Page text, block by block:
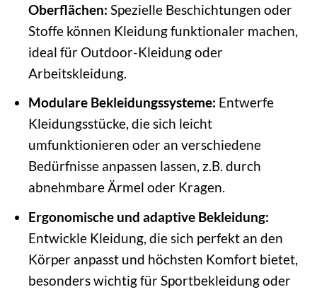
Oberflächen: Spezielle Beschichtungen oder
Stoffe können Kleidung funktionaler machen,
ideal für Outdoor-Kleidung oder
Arbeitskleidung.
Modulare Bekleidungssysteme: Entwerfe
Kleidungsstücke, die sich leicht
umfunktionieren oder an verschiedene
Bedürfnisse anpassen lassen, z.B. durch
abnehmbare Ärmel oder Kragen.
Ergonomische und adaptive Bekleidung:
Entwickle Kleidung, die sich perfekt an den
Körper anpasst und höchsten Komfort bietet,
besonders wichtig für Sportbekleidung oder